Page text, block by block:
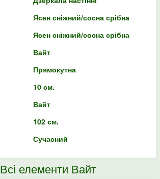
Ясен сніжний/сосна срібна
Ясен сніжний/сосна срібна
Вайт
Прямокутна
10 см.
Вайт
102 см.
Сучасний
Всі елементи Вайт